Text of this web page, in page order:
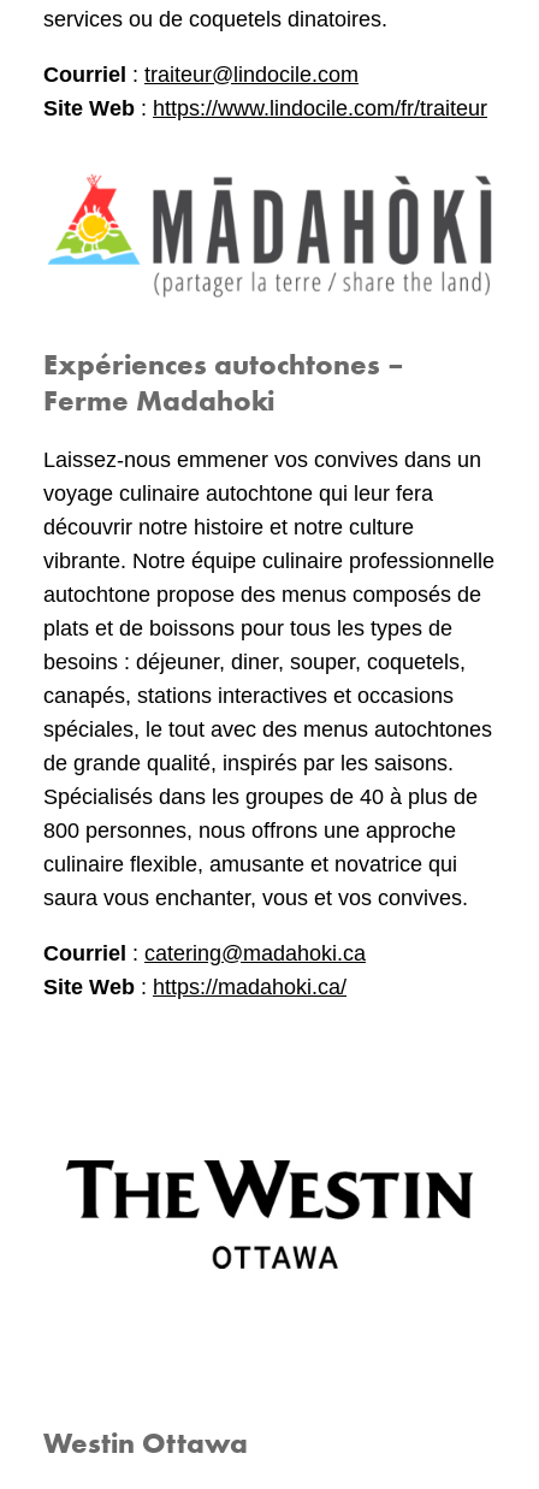
services ou de coquetels dinatoires.
Courriel : traiteur@lindocile.com
Site Web : https://www.lindocile.com/fr/traiteur
Expériences autochtones –
Ferme Madahoki
Laissez-nous emmener vos convives dans un
voyage culinaire autochtone qui leur fera
découvrir notre histoire et notre culture
vibrante. Notre équipe culinaire professionnelle
autochtone propose des menus composés de
plats et de boissons pour tous les types de
besoins : déjeuner, diner, souper, coquetels,
canapés, stations interactives et occasions
spéciales, le tout avec des menus autochtones
de grande qualité, inspirés par les saisons.
Spécialisés dans les groupes de 40 à plus de
800 personnes, nous offrons une approche
culinaire flexible, amusante et novatrice qui
saura vous enchanter, vous et vos convives.
Courriel : catering@madahoki.ca
Site Web : https://madahoki.ca/
Westin Ottawa